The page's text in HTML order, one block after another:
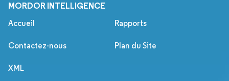
MORDOR INTELLIGENCE
Accueil Rapports
Contactez-nous Plan du Site
XML